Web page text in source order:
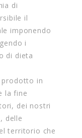
di
il
imponendo
i
di dieta
prodotto in
la fine
dei nostri
delle
territorio che